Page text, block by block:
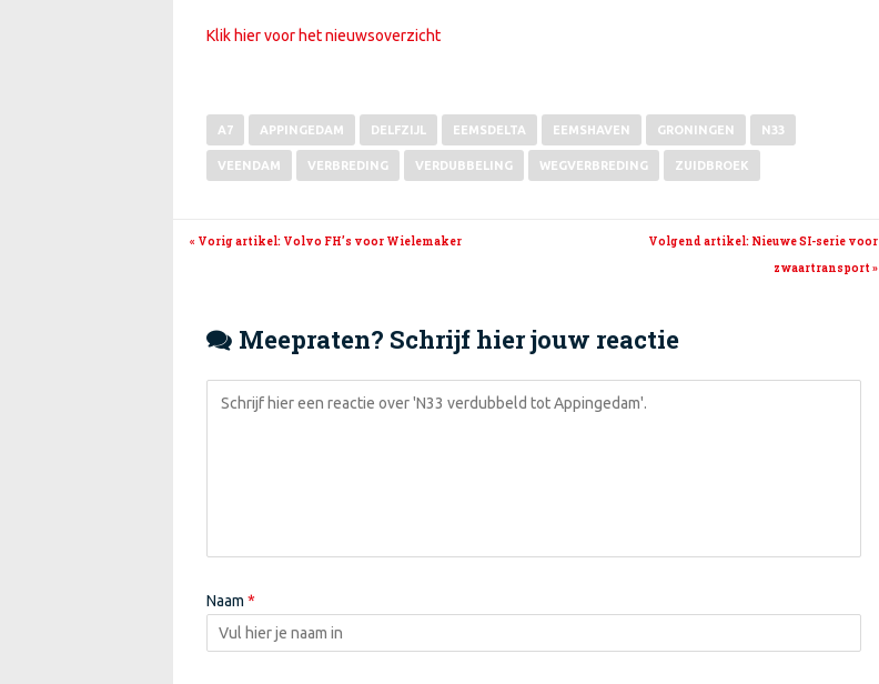
Klik hier voor het nieuwsoverzicht
A7 APPINGEDAM DELFZIJL EEMSDELTA EEMSHAVEN GRONINGEN N33
VEENDAM VERBREDING VERDUBBELING WEGVERBREDING ZUIDBROEK
« Vorig artikel: Volvo FH’s voor Wielemaker Volgend artikel: Nieuwe SI-serie voor
zwaartransport »
 Meepraten? Schrijf hier jouw reactie
Naam *